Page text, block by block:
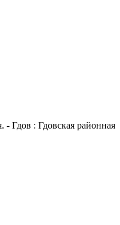
- Гдов : Гдовская районная